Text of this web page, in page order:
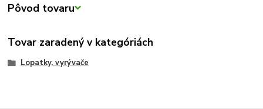
Pôvod tovaru
Tovar zaradený v kategóriách
Lopatky, vyrývače